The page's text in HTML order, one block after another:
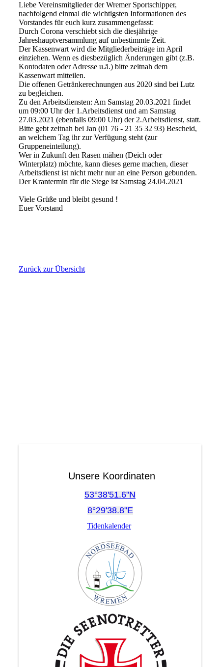
Liebe Vereinsmitglieder der Wremer Sportschipper,
nachfolgend einmal die wichtigsten Informationen des
Vorstandes für euch kurz zusammengefasst:
Durch Corona verschiebt sich die diesjährige
Jahreshauptversammlung auf unbestimmte Zeit.
Der Kassenwart wird die Mitgliederbeiträge im April
einziehen. Wenn es diesbezüglich Änderungen gibt (z.B.
Kontodaten oder Adresse u.ä.) bitte zeitnah dem
Kassenwart mitteilen.
Die offenen Getränkerechnungen aus 2020 sind bei Lutz
zu begleichen.
Zu den Arbeitsdiensten: Am Samstag 20.03.2021 findet
um 09:00 Uhr der 1.Arbeitsdienst und am Samstag
27.03.2021 (ebenfalls 09:00 Uhr) der 2.Arbeitsdienst, statt.
Bitte gebt zeitnah bei Jan (01 76 - 21 35 32 93) Bescheid,
an welchem Tag ihr zur Verfügung steht (zur
Gruppeneinteilung).
Wer in Zukunft den Rasen mähen (Deich oder
Winterplatz) möchte, kann dieses gerne machen, dieser
Arbeitsdienst ist nicht mehr nur an eine Person gebunden.
Der Krantermin für die Stege ist Samstag 24.04.2021
Viele Grüße und bleibt gesund !
Euer Vorstand
Zurück zur Übersicht
Unsere Koordinaten
53°38'51.6"N
8°29'38.8"E
Tidenkalender